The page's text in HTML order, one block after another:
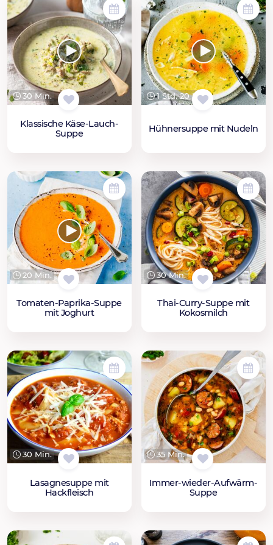
30 Min.
Klassische Käse-Lauch-
Suppe
1 Std. 20 Min.
Hühnersuppe mit Nudeln
20 Min.
Tomaten-Paprika-Suppe
mit Joghurt
30 Min.
Thai-Curry-Suppe mit
Kokosmilch
30 Min.
Lasagnesuppe mit
Hackfleisch
35 Min.
Immer-wieder-Aufwärm-
Suppe